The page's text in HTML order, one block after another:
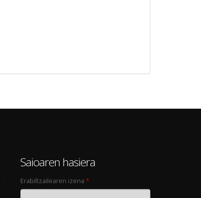
Saioaren hasiera
Erabiltzailearen izena *